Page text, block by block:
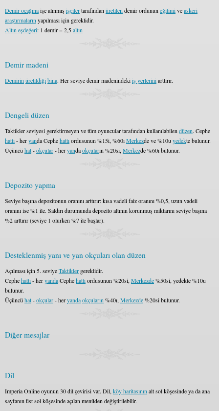
Demir ocağınaişe alınmışişçilertarafından üretilen demir ordunun eğitimiveaskeri
araştırmaların yapılması için gereklidir.
Altın eşdeğeri: 1 demir = 2,5altın
Demir madeni
Demirin üretildiğibina. Her seviye demir madenindekiiş yerleriniarttırır.
Dengeli düzen
Taktikler seviyesi gerektirmeyen ve tüm oyuncular tarafından kullanılabilen düzen. Cephe
hattı- heryanda Cephehattıordusunun %15i, %60ıMerkezde ve %10u yedekte bulunur.
Üçüncü hat-okçular- heryandaokçuların %20si, Merkezde %60ı bulunur.
Depozito yapma
Seviye başına depozitonun oranını arttırır: kısa vadeli faiz oranını %0,5, uzun vadeli
oranını ise %1 ile. Saldırı durumunda depozito altının korunmuş miktarını seviye başına
%2 arttırır (seviye 1 olurken %7 ile başlar).
Desteklenmiş yanı ve yan okçuları olan düzen
Açılması için 5. seviyeTaktikler gereklidir.
Cephehattı- heryandaCephehattıordusunun %20si, Merkezde%50si, yedekte %10u
bulunur.
Üçüncü hat-okçular- heryandaokçuların %40ı, Merkezde%20si bulunur.
Diğer mesajlar
Dil
Imperia Online oyunun 30 dil çevirisi var. Dil, köy haritasının alt sol köşesinde ya da ana
sayfanın üst sol köşesinde açılan menüden değiştirilebilir.